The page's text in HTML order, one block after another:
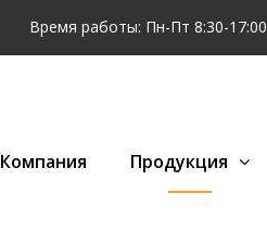
Время работы: Пн-Пт 8:30-17:00
Компания Продукция